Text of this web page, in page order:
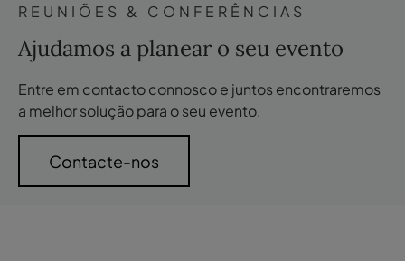
REUNIÕES & CONFERÊNCIAS
Ajudamos a planear o seu evento
Entre em contacto connosco e juntos encontraremos
a melhor solução para o seu evento.
Contacte-nos